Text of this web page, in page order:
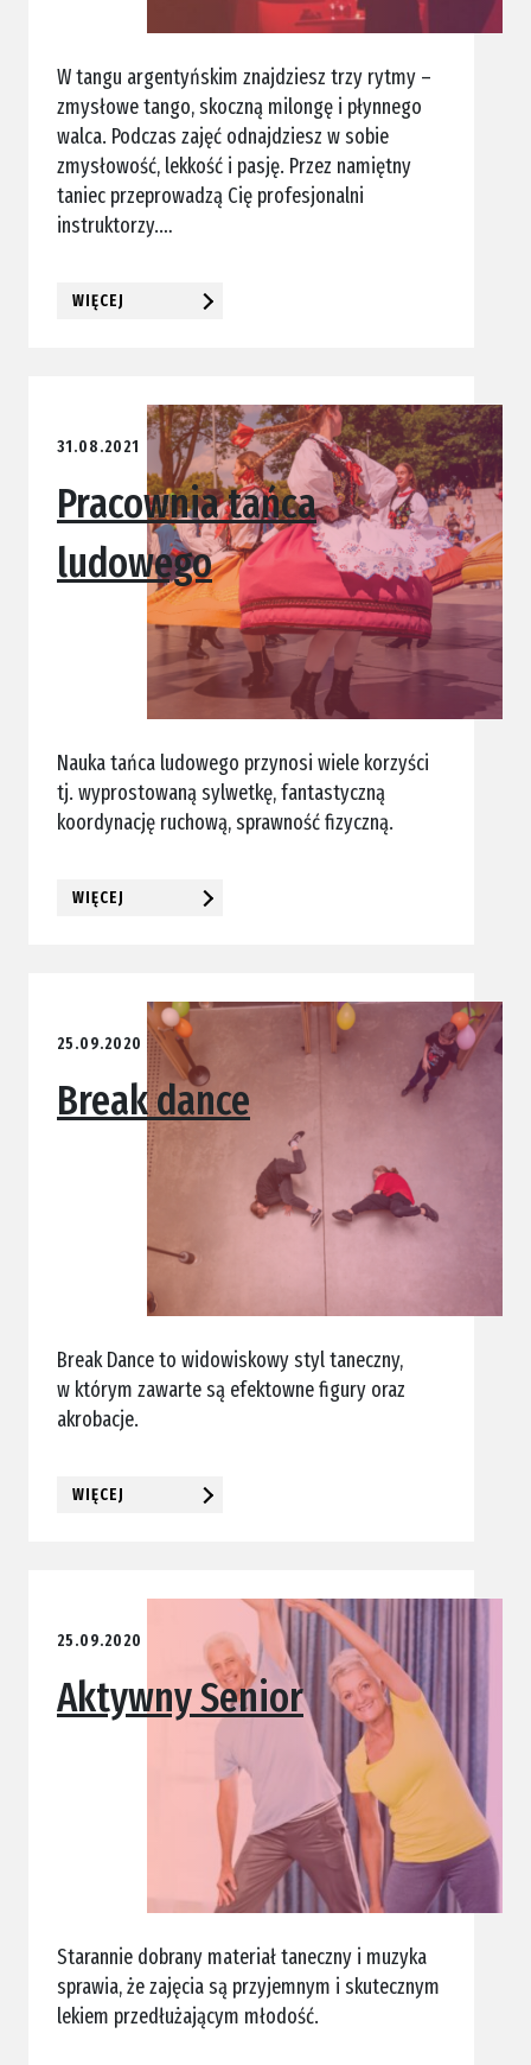
W tangu argentyńskim znajdziesz trzy rytmy –
zmysłowe tango, skoczną milongę i płynnego
walca. Podczas zajęć odnajdziesz w sobie
zmysłowość, lekkość i pasję. Przez namiętny
taniec przeprowadzą Cię profesjonalni
instruktorzy.…
WIĘCEJ
31.08.2021
Pracownia tańca
ludowego
Nauka tańca ludowego przynosi wiele korzyści
tj. wyprostowaną sylwetkę, fantastyczną
koordynację ruchową, sprawność fizyczną.
WIĘCEJ
25.09.2020
Break dance
Break Dance to widowiskowy styl taneczny,
w którym zawarte są efektowne figury oraz
akrobacje.
WIĘCEJ
25.09.2020
Aktywny Senior
Starannie dobrany materiał taneczny i muzyka
sprawia, że zajęcia są przyjemnym i skutecznym
lekiem przedłużającym młodość.